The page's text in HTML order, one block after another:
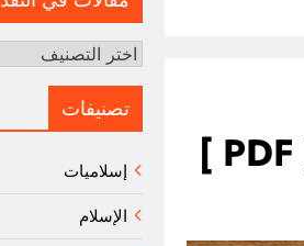
مقالات
النقد
تصنيفات
إسلاميات
الإسلام